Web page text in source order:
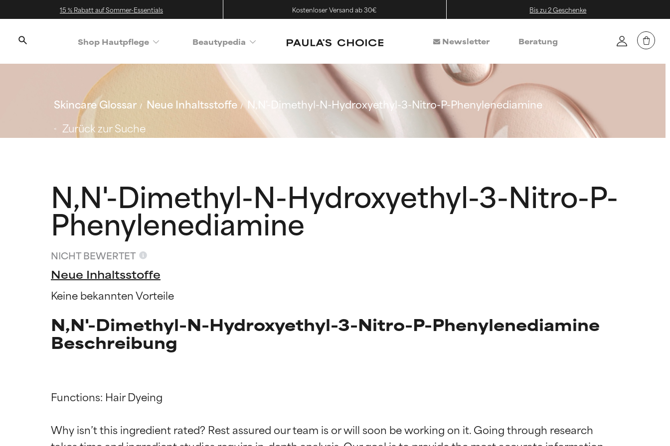
15 % Rabatt auf Sommer-Essentials Kostenloser Versand ab 30€ Bis zu 2 Geschenke
Shop Hautpflege Beautypedia Newsletter Beratung
Skincare Glossar Neue Inhaltsstoffe
N,N'-Dimethyl-N-Hydroxyethyl-3-Nitro-P-Phenylenediamine
Zurück zur Suche
N,N'-Dimethyl-N-Hydroxyethyl-3-Nitro-P-
Phenylenediamine
NICHT BEWERTET
Neue Inhaltsstoffe
Keine bekannten Vorteile
N,N'-Dimethyl-N-Hydroxyethyl-3-Nitro-P-Phenylenediamine
Beschreibung
Functions: Hair Dyeing
Why isn’t this ingredient rated? Rest assured our team is or will soon be working on it. Going through research